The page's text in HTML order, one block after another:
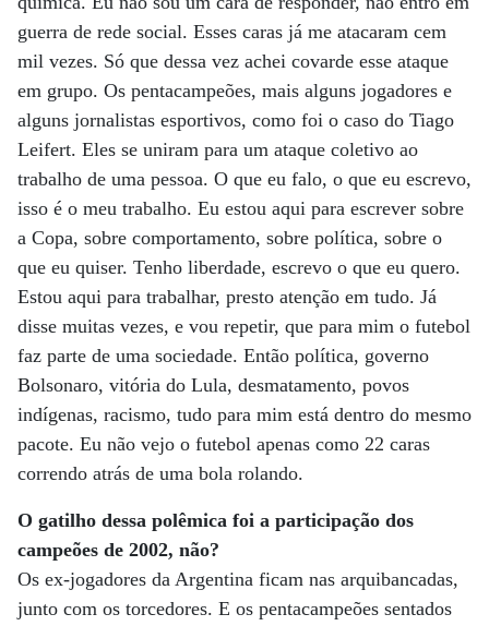
guerra de rede social. Esses caras já me atacaram cem
mil vezes. Só que dessa vez achei covarde esse ataque
em grupo. Os pentacampeões, mais alguns jogadores e
alguns jornalistas esportivos, como foi o caso do Tiago
Leifert. Eles se uniram para um ataque coletivo ao
trabalho de uma pessoa. O que eu falo, o que eu escrevo,
isso é o meu trabalho. Eu estou aqui para escrever sobre
a Copa, sobre comportamento, sobre política, sobre o
que eu quiser. Tenho liberdade, escrevo o que eu quero.
Estou aqui para trabalhar, presto atenção em tudo. Já
disse muitas vezes, e vou repetir, que para mim o futebol
faz parte de uma sociedade. Então política, governo
Bolsonaro, vitória do Lula, desmatamento, povos
indígenas, racismo, tudo para mim está dentro do mesmo
pacote. Eu não vejo o futebol apenas como 22 caras
correndo atrás de uma bola rolando.
O gatilho dessa polêmica foi a participação dos
campeões de 2002, não?
Os ex-jogadores da Argentina ficam nas arquibancadas,
junto com os torcedores. E os pentacampeões sentados